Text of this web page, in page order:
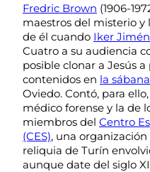
Fredric Brown (1906-
maestros del misterio y
de él cuando Iker
Cuatro a su audiencia
posible clonar a Jesús
contenidos en la
Oviedo. Contó, para
médico forense y la de
miembros del Centro
(CES), una
reliquia de Turín
aunque date del siglo